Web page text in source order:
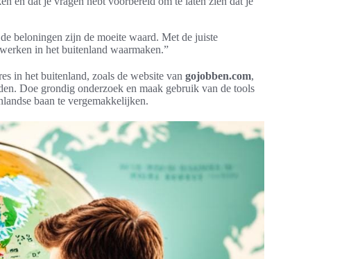
beloningen zijn de moeite waard. Met de juiste
in het buitenland waarmaken.”
in het buitenland, zoals de website van gojobben.com,
Doe grondig onderzoek en maak gebruik van de tools
baan te vergemakkelijken.